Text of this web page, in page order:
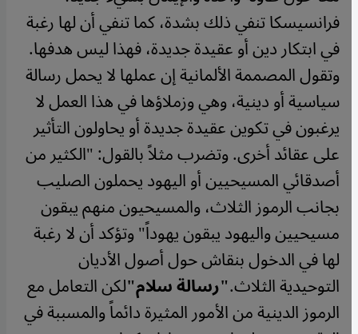
فرانسيسكا تنفي ذلك بشدة، كما تنفي أن لها رغبة
في ابتكار دين أو عقيدة جديدة، فهذا ليس هدفها.
وتقول المصممة الألمانية إن عملها لا يحمل رسالة
سياسية أو دينية، وهي وزملاؤها في هذا العمل لا
يرغبون في تكوين عقيدة جديدة أو يحاولون التأثير
على عقائد أخرى. وتضرب مثلاً بالقول: "الكثير من
أصدقائي المسيحيين أو اليهود يحملون الصليب
بجانب الرموز الثلاث، والمسيحيون منهم يبقون
مسيحيين واليهود يبقون يهوداً" وتؤكد أن لا رغبة
لها في الدخول بنقاش حول أصول الأديان
التوحيدية الثلاث."رسالة سلام"​​لكن التعامل مع
الرموز الدينية من الأمور المثيرة دائماً والمسببة في